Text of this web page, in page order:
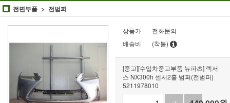
전면부품 전범퍼
상품가
전화문의
배송비
(착불)
[중고][수입차중고부품 뉴파츠] 렉서
스 NX300h 센서2홀 범퍼(전범퍼)
5211978010